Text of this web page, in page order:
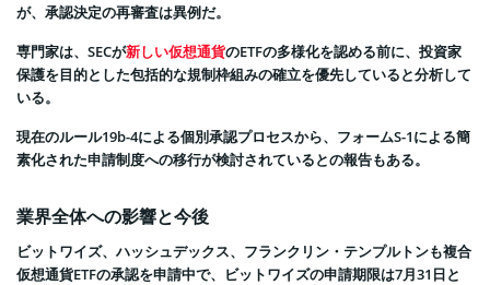
が、承認決定の再審査は異例だ。
専門家は、SECが新しい仮想通貨のETFの多様化を認める前に、投資家
保護を目的とした包括的な規制枠組みの確立を優先していると分析して
いる。
現在のルール19b-4による個別承認プロセスから、フォームS-1による簡
素化された申請制度への移行が検討されているとの報告もある。
業界全体への影響と今後
ビットワイズ、ハッシュデックス、フランクリン・テンプルトンも複合
仮想通貨ETFの承認を申請中で、ビットワイズの申請期限は7月31日と